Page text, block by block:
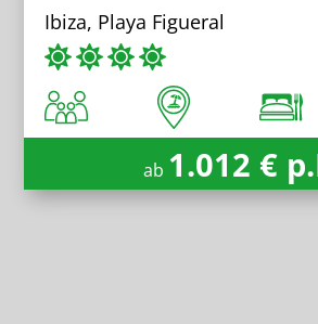
Ibiza, Playa Figueral
ab 1.012 €